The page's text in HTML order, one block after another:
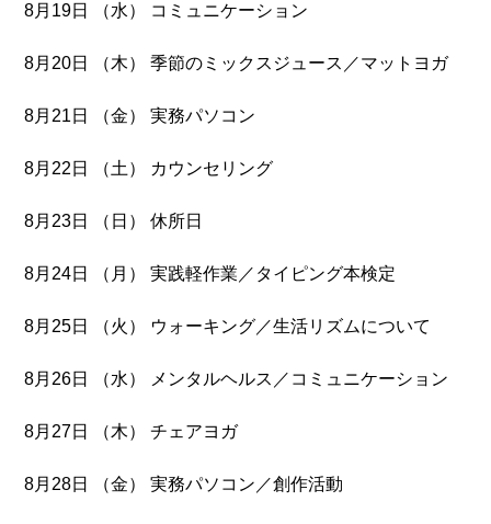
8月19日 （水） コミュニケーション
8月20日 （木） 季節のミックスジュース／マットヨガ
8月21日 （金） 実務パソコン
8月22日 （土） カウンセリング
8月23日 （日） 休所日
8月24日 （月） 実践軽作業／タイピング本検定
8月25日 （火） ウォーキング／生活リズムについて
8月26日 （水） メンタルヘルス／コミュニケーション
8月27日 （木） チェアヨガ
8月28日 （金） 実務パソコン／創作活動